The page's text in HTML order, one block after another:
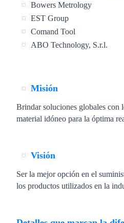
Bowers Metrology
EST Group
Comand Tool
ABO Technology, S.r.l.
Misión
Brindar soluciones globales con
material idóneo para la óptima
Visión
Ser la mejor opción en el
los productos utilizados en la